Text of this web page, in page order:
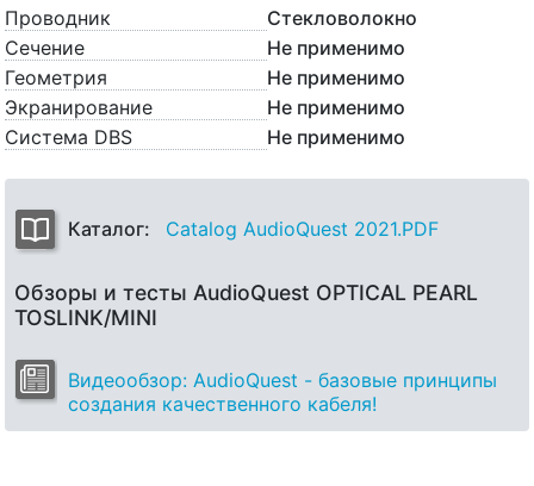
Проводник
Стекловолокно
Сечение
Не применимо
Геометрия
Не применимо
Экранирование
Не применимо
Система DBS
Не применимо
Каталог: Catalog AudioQuest 2021.PDF
Обзоры и тесты AudioQuest OPTICAL PEARL
TOSLINK/MINI
Видеообзор: AudioQuest - базовые принципы
создания качественного кабеля!